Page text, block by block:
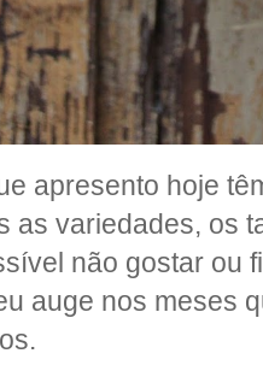
apresento hoje
as variedades, os
não gostar ou
auge nos meses